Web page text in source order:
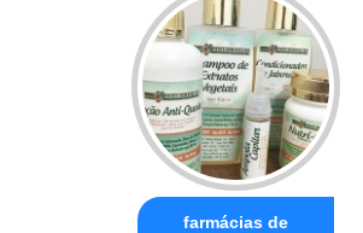
farmácias de